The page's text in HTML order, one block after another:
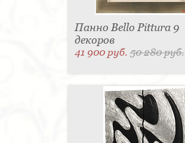
Панно Bello Pittura 9
декоров
41 900 руб.50 280 руб.